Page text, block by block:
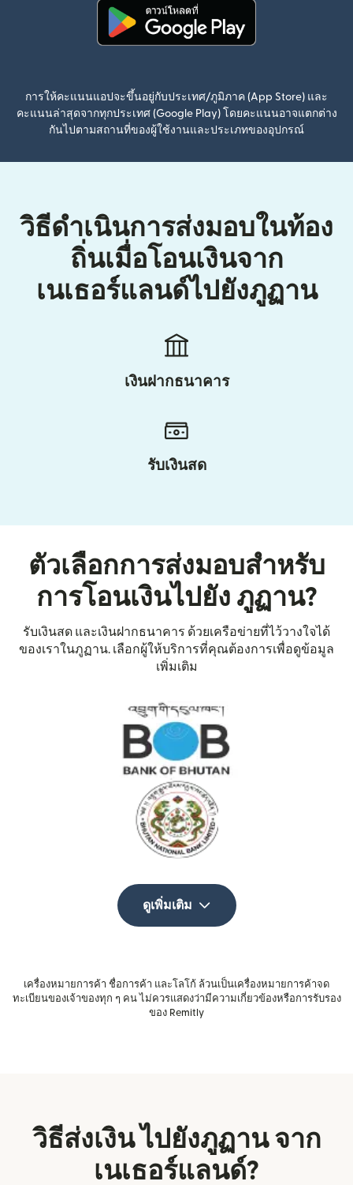
การให้คะแนนแอปจะขึ้นอยู่กับประเทศ/ภูมิภาค (App Store) และ
คะแนนล่าสุดจากทุกประเทศ (Google Play) โดยคะแนนอาจแตกต่าง
กันไปตามสถานที่ของผู้ใช้งานและประเภทของอุปกรณ์
วิธีดำเนินการส่งมอบในท้อง
ถิ่นเมื่อโอนเงินจาก
เนเธอร์แลนด์ไปยังภูฏาน
เงินฝากธนาคาร
รับเงินสด
ตัวเลือกการส่งมอบสำหรับ
การโอนเงินไปยัง ภูฏาน?
รับเงินสด และเงินฝากธนาคาร ด้วยเครือข่ายที่ไว้วางใจได้
ของเราในภูฏาน. เลือกผู้ให้บริการที่คุณต้องการเพื่อดูข้อมูล
เพิ่มเติม
ดูเพิ่มเติม
เครื่องหมายการค้า ชื่อการค้า และโลโก้ ล้วนเป็นเครื่องหมายการค้าจด
ทะเบียนของเจ้าของทุก ๆ คน ไม่ควรแสดงว่ามีความเกี่ยวข้องหรือการรับรอง
ของ Remitly
วิธีส่งเงิน ไปยังภูฏาน จาก
เนเธอร์แลนด์?